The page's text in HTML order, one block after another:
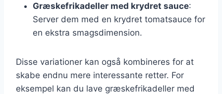
Græskefrikadeller med krydret sauce:
Server dem med en krydret tomatsauce for
en ekstra smagsdimension.
Disse variationer kan også kombineres for at
skabe endnu mere interessante retter. For
eksempel kan du lave græskefrikadeller med